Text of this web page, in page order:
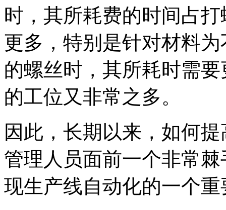
时，其所耗费的时间占
更多，特别是针对材料
的螺丝时，其所耗时需
的工位又非常之多。
因此，长期以来，如何
管理人员面前一个非常
现生产线自动化的一个